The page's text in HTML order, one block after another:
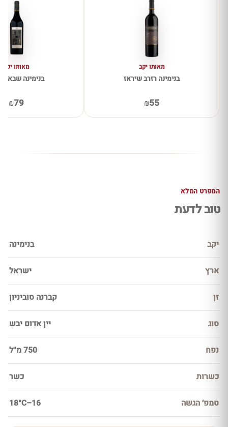
מאותו יקב
בנימינה רזרב שיראז
₪55
מאותו יקב
בנימינה שבא
₪79
המפרט המלא
טוב לדעת
יקב בנימינה
ארץ ישראל
זן קברנה סוביניון
סוג יין אדום יבש
נפח 750 מ''ל
כשרות כשר
טמפ׳ הגשה 16–18°C